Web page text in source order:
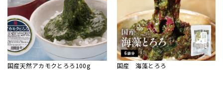
国産天然アカモクとろろ100g 国産 海藻とろろ